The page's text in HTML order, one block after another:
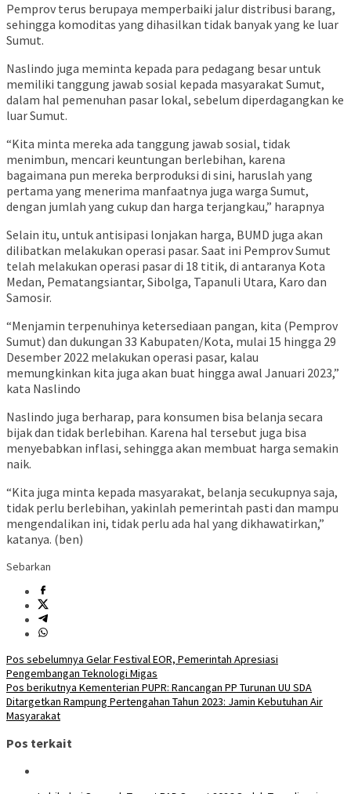
Pemprov terus berupaya memperbaiki jalur distribusi barang,
sehingga komoditas yang dihasilkan tidak banyak yang ke luar
Sumut.
Naslindo juga meminta kepada para pedagang besar untuk
memiliki tanggung jawab sosial kepada masyarakat Sumut,
dalam hal pemenuhan pasar lokal, sebelum diperdagangkan ke
luar Sumut.
“Kita minta mereka ada tanggung jawab sosial, tidak
menimbun, mencari keuntungan berlebihan, karena
bagaimana pun mereka berproduksi di sini, haruslah yang
pertama yang menerima manfaatnya juga warga Sumut,
dengan jumlah yang cukup dan harga terjangkau,” harapnya
Selain itu, untuk antisipasi lonjakan harga, BUMD juga akan
dilibatkan melakukan operasi pasar. Saat ini Pemprov Sumut
telah melakukan operasi pasar di 18 titik, di antaranya Kota
Medan, Pematangsiantar, Sibolga, Tapanuli Utara, Karo dan
Samosir.
“Menjamin terpenuhinya ketersediaan pangan, kita (Pemprov
Sumut) dan dukungan 33 Kabupaten/Kota, mulai 15 hingga 29
Desember 2022 melakukan operasi pasar, kalau
memungkinkan kita juga akan buat hingga awal Januari 2023,”
kata Naslindo
Naslindo juga berharap, para konsumen bisa belanja secara
bijak dan tidak berlebihan. Karena hal tersebut juga bisa
menyebabkan inflasi, sehingga akan membuat harga semakin
naik.
“Kita juga minta kepada masyarakat, belanja secukupnya saja,
tidak perlu berlebihan, yakinlah pemerintah pasti dan mampu
mengendalikan ini, tidak perlu ada hal yang dikhawatirkan,”
katanya. (ben)
Sebarkan
Navigasi
pos
Pos sebelumnya Gelar Festival EOR, Pemerintah Apresiasi
Pengembangan Teknologi Migas
Pos berikutnya Kementerian PUPR: Rancangan PP Turunan UU SDA
Ditargetkan Rampung Pertengahan Tahun 2023: Jamin Kebutuhan Air
Masyarakat
Pos terkait